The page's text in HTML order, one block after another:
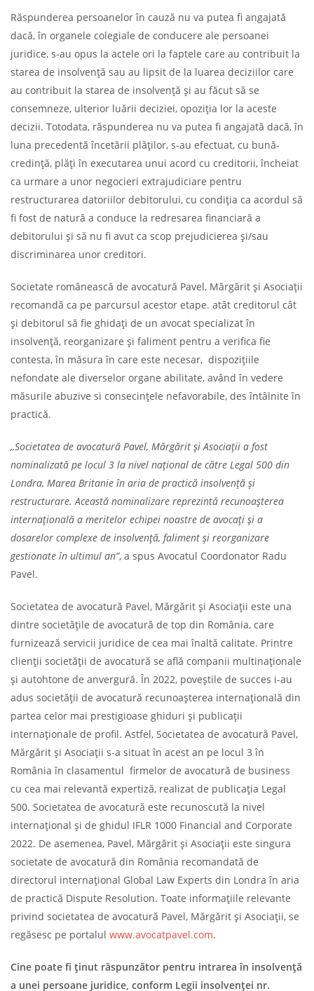
Răspunderea persoanelor în cauză nu va putea fi angajată
dacă, în organele colegiale de conducere ale persoanei
juridice, s-au opus la actele ori la faptele care au contribuit la
starea de insolvenţă sau au lipsit de la luarea deciziilor care
au contribuit la starea de insolvenţă şi au făcut să se
consemneze, ulterior luării deciziei, opoziţia lor la aceste
decizii. Totodata, răspunderea nu va putea fi angajată dacă, în
luna precedentă încetării plăţilor, s-au efectuat, cu bună-
credinţă, plăţi în executarea unui acord cu creditorii, încheiat
ca urmare a unor negocieri extrajudiciare pentru
restructurarea datoriilor debitorului, cu condiţia ca acordul să
fi fost de natură a conduce la redresarea financiară a
debitorului şi să nu fi avut ca scop prejudicierea şi/sau
discriminarea unor creditori.
Societate românească de avocatură Pavel, Mărgărit și Asociații
recomandă ca pe parcursul acestor etape. atât creditorul cât
și debitorul să fie ghidați de un avocat specializat în
insolvență, reorganizare și faliment pentru a verifica fie
contesta, în măsura în care este necesar, dispozițiile
nefondate ale diverselor organe abilitate, având în vedere
măsurile abuzive si consecințele nefavorabile, des întâlnite în
practică.
,,Societatea de avocatură Pavel, Mărgărit și Asociații a fost
nominalizată pe locul 3 la nivel național de către Legal 500 din
Londra, Marea Britanie în aria de practică insolvență și
restructurare. Această nominalizare reprezintă recunoașterea
internațională a meritelor echipei noastre de avocați și a
dosarelor complexe de insolvență, faliment și reorganizare
gestionate în ultimul an”, a spus Avocatul Coordonator Radu
Pavel.
Societatea de avocatură Pavel, Mărgărit și Asociații este una
dintre societățile de avocatură de top din România, care
furnizează servicii juridice de cea mai înaltă calitate. Printre
clienții societății de avocatură se află companii multinaționale
și autohtone de anvergură. În 2022, poveștile de succes i-au
adus societății de avocatură recunoașterea internațională din
partea celor mai prestigioase ghiduri și publicații
internaționale de profil. Astfel, Societatea de avocatură Pavel,
Mărgărit și Asociații s-a situat în acest an pe locul 3 în
România în clasamentul firmelor de avocatură de business
cu cea mai relevantă expertiză, realizat de publicația Legal
500. Societatea de avocatură este recunoscută la nivel
internațional și de ghidul IFLR 1000 Financial and Corporate
2022. De asemenea, Pavel, Mărgărit și Asociații este singura
societate de avocatură din România recomandată de
directorul internațional Global Law Experts din Londra în aria
de practică Dispute Resolution. Toate informațiile relevante
privind societatea de avocatură Pavel, Mărgărit și Asociații, se
regăsesc pe portalul www.avocatpavel.com.
Cine poate fi ținut răspunzător pentru intrarea în insolvență
a unei persoane juridice, conform Legii insolvenței nr.